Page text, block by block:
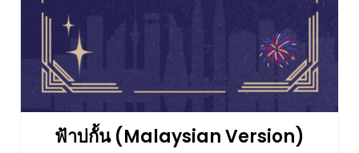
ฟ้าบ่กั้น (Malaysian Version)